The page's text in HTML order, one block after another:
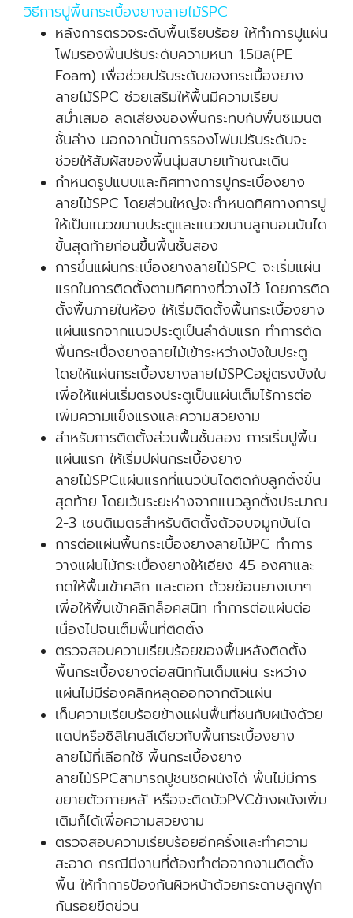
วิธีการปูพื้นกระเบื้องยางลายไม้SPC
หลังการตรวจระดับพื้นเรียบร้อย ให้ทำการปูแผ่น
โฟมรองพื้นปรับระดับความหนา 1.5มิล(PE
Foam) เพื่อช่วยปรับระดับของกระเบื้องยาง
ลายไม้SPC ช่วยเสริมให้พื้นมีความเรียบ
สม่ำเสมอ ลดเสียงของพื้นกระทบกับพื้นซิเมนต
ชั้นล่าง นอกจากนั้นการรองโฟมปรับระดับจะ
ช่วยให้สัมผัสของพื้นนุ่มสบายเท้าขณะเดิน
กำหนดรูปแบบและทิศทางการปูกระเบื้องยาง
ลายไม้SPC โดยส่วนใหญ่จะกำหนดทิศทางการปู
ให้เป็นแนวขนานประตูและแนวขนานลูกนอนบันได
ขั้นสุดท้ายก่อนขึ้นพื้นชั้นสอง
การขึ้นแผ่นกระเบื้องยางลายไม้SPC จะเริ่มแผ่น
แรกในการติดตั้งตามทิศทางที่วางไว้ โดยการติด
ตั้งพื้นภายในห้อง ให้เริ่มติดตั้งพื้นกระเบื้องยาง
แผ่นแรกจากแนวประตูเป็นลำดับแรก ทำการตัด
พื้นกระเบื้องยางลายไม้เข้าระหว่างบังใบประตู
โดยให้แผ่นกระเบื้องยางลายไม้SPCอยู่ตรงบังใบ
เพื่อให้แผ่นเริ่มตรงประตูเป็นแผ่นเต็มไร้การต่อ
เพิ่มความแข็งแรงและความสวยงาม
สำหรับการติดตั้งส่วนพื้นชั้นสอง การเริ่มปูพื้น
แผ่นแรก ให้เริ่มปผ่นกระเบื้องยาง
ลายไม้SPCแผ่นแรกที่แนวบันไดติดกับลูกตั้งขั้น
สุดท้าย โดยเว้นระยะห่างจากแนวลูกตั้งประมาณ
2-3 เซนติเมตรสำหรับติดตั้งตัวจบจมูกบันได
การต่อแผ่นพื้นกระเบื้องยางลายไม้PC ทำการ
วางแผ่นไม้กระเบื้องยางให้เอียง 45 องศาและ
กดให้พื้นเข้าคลิก และตอก ด้วยฆ้อนยางเบาๆ
เพื่อให้พื้นเข้าคลิกล็อคสนิท ทำการต่อแผ่นต่อ
เนื่องไปจนเต็มพื้นที่ติดตั้ง
ตรวจสอบความเรียบร้อยของพื้นหลังติดตั้ง
พื้นกระเบื้องยางต่อสนิทกันเต็มแผ่น ระหว่าง
แผ่นไม่มีร่องคลิกหลุดออกจากตัวแผ่น
เก็บความเรียบร้อยข้างแผ่นพื้นที่ชนกับผนังด้วย
แดปหรือซิลิโคนสีเดียวกับพื้นกระเบื้องยาง
ลายไม้ที่เลือกใช้ พื้นกระเบื้องยาง
ลายไม้SPCสามารถปูชนชิดผนังได้ พื้นไม่มีการ
ขยายตัวภายหลั' หรือจะติดบัวPVCข้างผนังเพิ่ม
เติมก็ได้เพื่อความสวยงาม
ตรวจสอบความเรียบร้อยอีกครั้งและทำความ
สะอาด กรณีมีงานที่ต้องทำต่อจากงานติดตั้ง
พื้น ให้ทำการป้องกันผิวหน้าด้วยกระดาษลูกฟูก
กันรอยขีดข่วน